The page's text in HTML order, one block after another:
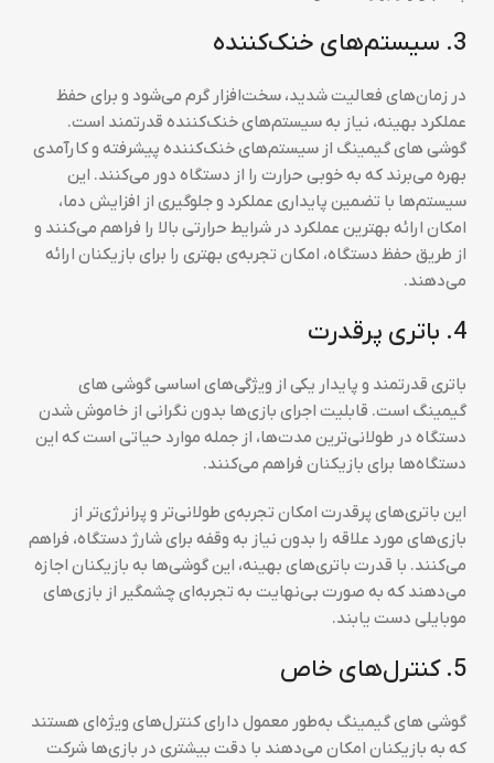
3. سیستم‌های خنک‌کننده
در زمان‌های فعالیت شدید، سخت‌افزار گرم می‌شود و برای حفظ
عملکرد بهینه، نیاز به سیستم‌های خنک‌کننده قدرتمند است.
گوشی های گیمینگ از سیستم‌های خنک‌کننده پیشرفته و کارآمدی
بهره می‌برند که به خوبی حرارت را از دستگاه دور می‌کنند. این
سیستم‌ها با تضمین پایداری عملکرد و جلوگیری از افزایش دما،
امکان ارائه بهترین عملکرد در شرایط حرارتی بالا را فراهم می‌کنند و
از طریق حفظ دستگاه، امکان تجربه‌ی بهتری را برای بازیکنان ارائه
می‌دهند.
4. باتری پرقدرت
باتری قدرتمند و پایدار یکی از ویژگی‌های اساسی گوشی های
گیمینگ است. قابلیت اجرای بازی‌ها بدون نگرانی از خاموش شدن
دستگاه در طولانی‌ترین مدت‌ها، از جمله موارد حیاتی است که این
دستگاه‌ها برای بازیکنان فراهم می‌کنند.
این باتری‌های پرقدرت امکان تجربه‌ی طولانی‌تر و پرانرژی‌تر از
بازی‌های مورد علاقه را بدون نیاز به وقفه برای شارژ دستگاه، فراهم
می‌کنند. با قدرت باتری‌های بهینه، این گوشی‌ها به بازیکنان اجازه
می‌دهند که به صورت بی‌نهایت به تجربه‌ای چشمگیر از بازی‌های
موبایلی دست یابند.
5. کنترل‌های خاص
گوشی های گیمینگ به‌طور معمول دارای کنترل‌های ویژه‌ای هستند
که به بازیکنان امکان می‌دهند با دقت بیشتری در بازی‌ها شرکت